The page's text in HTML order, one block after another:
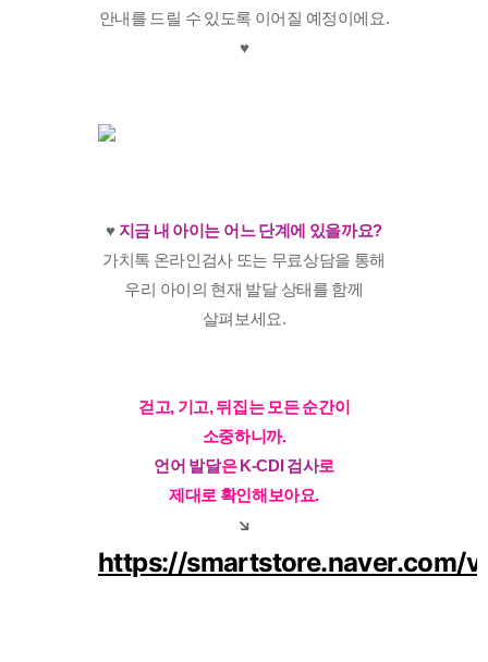
안내를 드릴 수 있도록 이어질 예정이에요.
♥️
♥️ 지금 내 아이는 어느 단계에 있을까요?
가치톡 온라인검사 또는 무료상담을 통해
우리 아이의 현재 발달 상태를 함께
살펴보세요.
걷고, 기고, 뒤집는 모든 순간이
소중하니까.
언어 발달은K-CDI 검사로
제대로 확인해보아요.
↘️
https://smartstore.naver.com/